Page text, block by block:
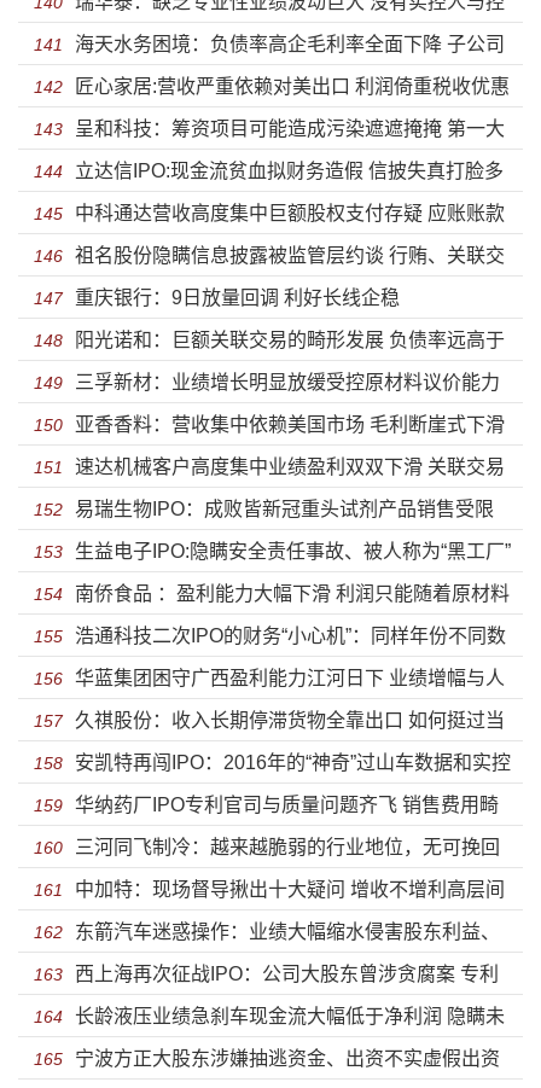
股股东以后到底谁说了算？
141 海天水务困境：负债率高企毛利率全面下降 子公司
一地鸡毛偿债能力远低于同行
142 匠心家居:营收严重依赖对美出口 利润倚重税收优惠
贸易摩擦加剧应收风险
143 呈和科技：筹资项目可能造成污染遮遮掩掩 第一大
供应商为“一个人”的公司
144 立达信IPO:现金流贫血拟财务造假 信披失真打脸多
次违规违法
145 中科通达营收高度集中巨额股权支付存疑 应账账款
飙升毛利率大幅下滑负债率畸高
146 祖名股份隐瞒信息披露被监管层约谈 行贿、关联交
易全被翻出来了令人嘘叹
147 重庆银行：9日放量回调 利好长线企稳
148 阳光诺和：巨额关联交易的畸形发展 负债率远高于
同行盈利能力出现波动
149 三孚新材：业绩增长明显放缓受控原材料议价能力
弱 现金流承压募资高比例补血
150 亚香香料：营收集中依赖美国市场 毛利断崖式下滑
危机时刻高悬
151 速达机械客户高度集中业绩盈利双双下滑 关联交易
复杂涉同业竞争
152 易瑞生物IPO：成败皆新冠重头试剂产品销售受限
靠政府补助供应商堪忧
153 生益电子IPO:隐瞒安全责任事故、被人称为“黑工厂”
也能上市？
154 南侨食品 ：盈利能力大幅下滑 利润只能随着原材料
价格波动上下起舞
155 浩通科技二次IPO的财务“小心机”：同样年份不同数
据 完美避开申报期
156 华蓝集团困守广西盈利能力江河日下 业绩增幅与人
均创收远低于同行投资价值偏弱
157 久祺股份：收入长期停滞货物全靠出口 如何挺过当
下全面收缩的外部世界
158 安凯特再闯IPO：2016年的“神奇”过山车数据和实控
人家族的蹊跷股权
159 华纳药厂IPO专利官司与质量问题齐飞 销售费用畸
高利润猛跌
160 三河同飞制冷：越来越脆弱的行业地位，无可挽回
的毛利率下降
161 中加特：现场督导揪出十大疑问 增收不增利高层间
“利益输送”纠缠不清
162 东箭汽车迷惑操作：业绩大幅缩水侵害股东利益、
国际市场乏力仍野心勃勃扩大产能
163 西上海再次征战IPO：公司大股东曾涉贪腐案 专利
数据存猫腻
164 长龄液压业绩急刹车现金流大幅低于净利润 隐瞒未
披露信息股权高度集中隐患显现
165 宁波方正大股东涉嫌抽逃资金、出资不实虚假出资